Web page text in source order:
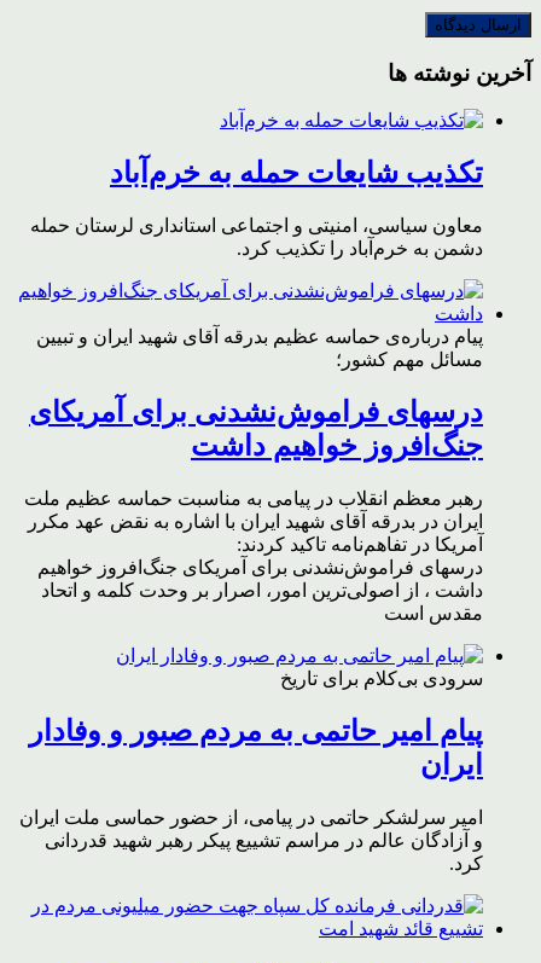
آخرین نوشته ها
تکذیب شایعات حمله به خرم‌آباد
معاون سیاسی، امنیتی و اجتماعی استانداری لرستان حمله
دشمن به خرم‌آباد را تکذیب کرد.
پیام درباره‌ی حماسه عظیم بدرقه آقای شهید ایران و تبیین
مسائل مهم کشور؛
درسهای فراموش‌نشدنی برای آمریکای
جنگ‌افروز خواهیم داشت
رهبر معظم انقلاب در پیامی به مناسبت حماسه عظیم ملت
ایران در بدرقه آقای شهید ایران با اشاره به نقض عهد مکرر
آمریکا در تفاهم‌نامه تاکید کردند:
درسهای فراموش‌نشدنی برای آمریکای جنگ‌افروز خواهیم
داشت ، از اصولی‌ترین امور، اصرار بر وحدت کلمه و اتحاد
مقدس است
سرودی بی‌کلام برای تاریخ
پیام امیر حاتمی به مردم صبور و وفادار
ایران
امیر سرلشکر حاتمی در پیامی، از حضور حماسی ملت ایران
و آزادگان عالم در مراسم تشییع پیکر رهبر شهید قدردانی
کرد.